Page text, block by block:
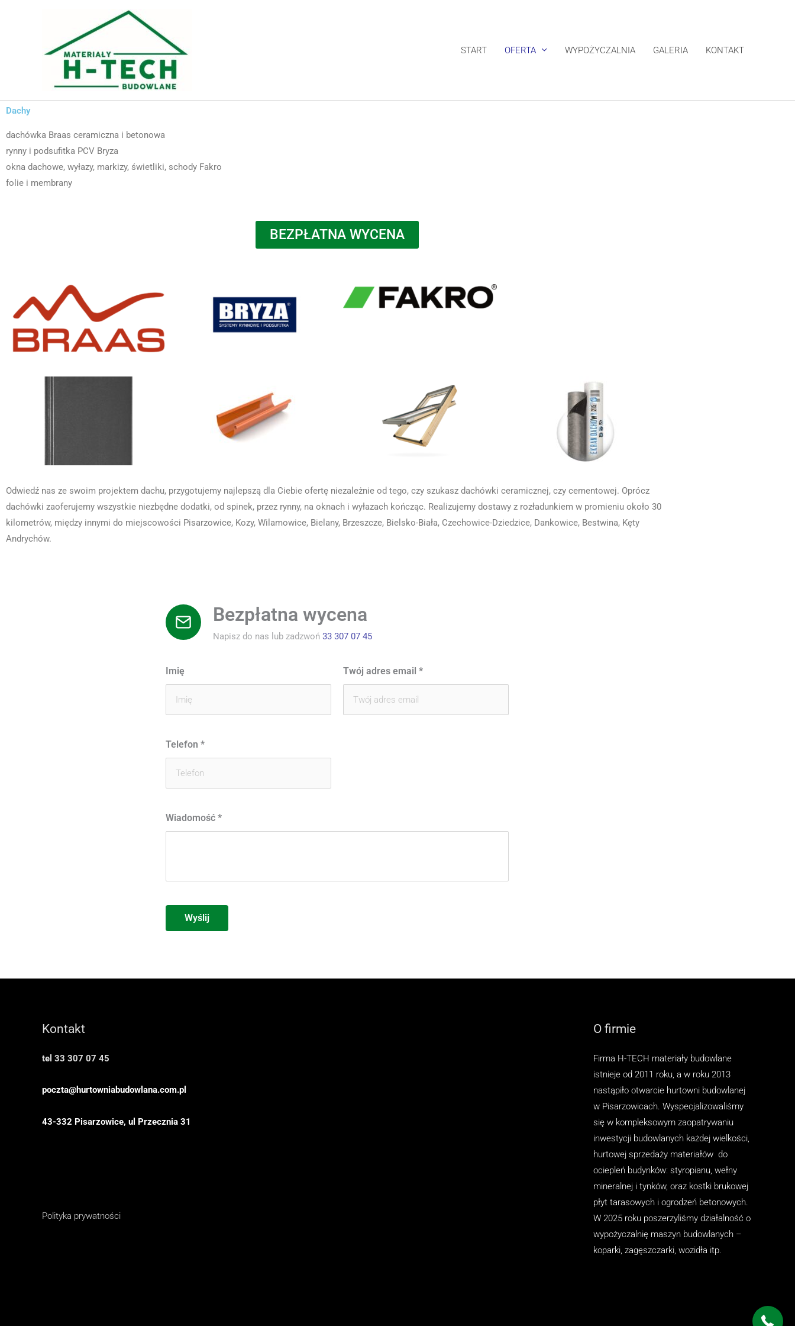
START
OFERTA WYPOŻYCZALNIA GALERIA KONTAKT
Dachy
dachówka Braas ceramiczna i betonowa
rynny i podsufitka PCV Bryza
okna dachowe, wyłazy, markizy, świetliki, schody Fakro
folie i membrany
BEZPŁATNA WYCENA
Odwiedź nas ze swoim projektem dachu, przygotujemy najlepszą dla Ciebie ofertę niezależnie od tego, czy szukasz dachówki ceramicznej, czy cementowej. Oprócz
dachówki zaoferujemy wszystkie niezbędne dodatki, od spinek, przez rynny, na oknach i wyłazach kończąc. Realizujemy dostawy z rozładunkiem w promieniu około 30
kilometrów, między innymi do miejscowości Pisarzowice, Kozy, Wilamowice, Bielany, Brzeszcze, Bielsko-Biała, Czechowice-Dziedzice, Dankowice, Bestwina, Kęty
Andrychów.
Bezpłatna wycena
Napisz do nas lub zadzwoń 33 307 07 45
Imię Twój adres email *
Telefon *
Wiadomość *
Wyślij
Kontakt
tel 33 307 07 45
poczta@hurtowniabudowlana.com.pl
43-332 Pisarzowice, ul Przecznia 31
Polityka prywatności
O firmie
Firma H-TECH materiały budowlane
istnieje od 2011 roku, a w roku 2013
nastąpiło otwarcie hurtowni budowlanej
w Pisarzowicach. Wyspecjalizowaliśmy
się w kompleksowym zaopatrywaniu
inwestycji budowlanych każdej wielkości,
hurtowej sprzedaży materiałów do
ociepleń budynków: styropianu, wełny
mineralnej i tynków, oraz kostki brukowej
płyt tarasowych i ogrodzeń betonowych.
W 2025 roku poszerzyliśmy działalność o
wypożyczalnię maszyn budowlanych –
koparki, zagęszczarki, wozidła itp.